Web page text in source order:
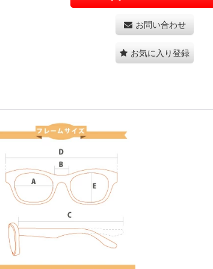
お問い合わせ
お気に入り登録